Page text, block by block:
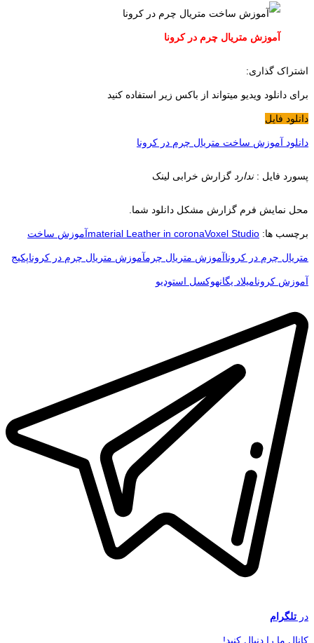
آموزش متریال چرم در کرونا
اشتراک گذاری:
برای دانلود ویدیو میتواند از باکس زیر استفاده کنید
دانلود فایل
دانلود آموزش ساخت متریال چرم در کرونا
پسورد فایل :ندارد گزارش خرابی لینک
محل نمایش فرم گزارش مشکل دانلود شما.
برچسب ها: material Leather in coronaVoxel Studio آموزش ساخت
متریال چرم در کروناآموزش متریال چرمآموزش متریال چرم در کروناپکیج
آموزش کرونامیلاد یگانهوکسل استودیو
در تلگرام
کانال ما را دنبال کنید!